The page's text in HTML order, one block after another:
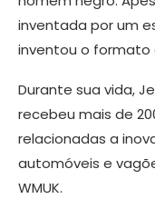
inventada por um
inventou o formato
Durante sua vida,
recebeu mais de
relacionadas a
automóveis e
WMUK.